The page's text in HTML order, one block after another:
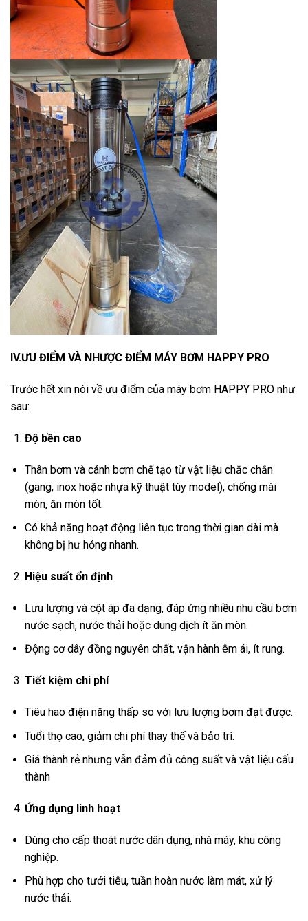
IV.ƯU ĐIỂM VÀ NHƯỢC ĐIỂM MÁY BƠM HAPPY PRO
Trước hết xin nói về ưu điểm của máy bơm HAPPY PRO như
sau:
Độ bền cao
Thân bơm và cánh bơm chế tạo từ vật liệu chắc chắn
(gang, inox hoặc nhựa kỹ thuật tùy model), chống mài
mòn, ăn mòn tốt.
Có khả năng hoạt động liên tục trong thời gian dài mà
không bị hư hỏng nhanh.
Hiệu suất ổn định
Lưu lượng và cột áp đa dạng, đáp ứng nhiều nhu cầu bơm
nước sạch, nước thải hoặc dung dịch ít ăn mòn.
Động cơ dây đồng nguyên chất, vận hành êm ái, ít rung.
Tiết kiệm chi phí
Tiêu hao điện năng thấp so với lưu lượng bơm đạt được.
Tuổi thọ cao, giảm chi phí thay thế và bảo trì.
Giá thành rẻ nhưng vẫn đảm đủ công suất và vật liệu cấu
thành
Ứng dụng linh hoạt
Dùng cho cấp thoát nước dân dụng, nhà máy, khu công
nghiệp.
Phù hợp cho tưới tiêu, tuần hoàn nước làm mát, xử lý
nước thải.